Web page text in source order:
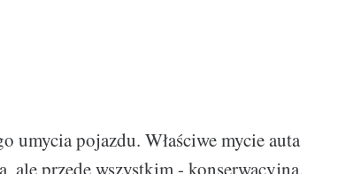
umycia pojazdu. Właściwe mycie auta
ale przede wszystkim - konserwacyjna.